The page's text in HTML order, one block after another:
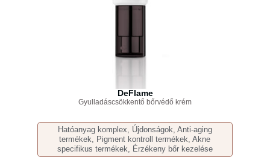
DeFlame
Gyulladáscsökkentő bőrvédő krém
Hatóanyag komplex, Újdonságok, Anti-aging
termékek, Pigment kontroll termékek,Akne
specifikus termékek, Érzékeny bőr kezelése